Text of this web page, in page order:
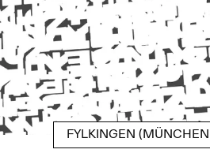
FYLKINGEN